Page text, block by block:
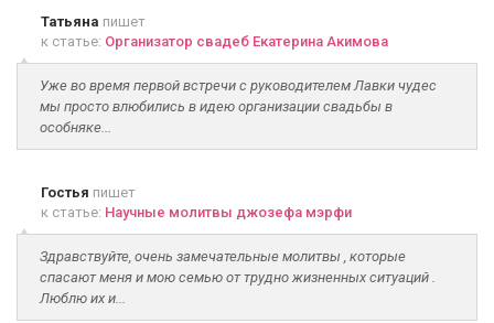
Татьяна пишет
к статье: Организатор свадеб Екатерина Акимова
Уже во время первой встречи с руководителем Лавки чудес
мы просто влюбились в идею организации свадьбы в
особняке...
Гостья пишет
к статье: Научные молитвы джозефа мэрфи
Здравствуйте, очень замечательные молитвы , которые
спасают меня и мою семью от трудно жизненных ситуаций .
Люблю их и...